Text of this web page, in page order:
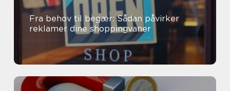
Fra behov til begær: Sådan påvirker
reklamer dine shoppingvaner